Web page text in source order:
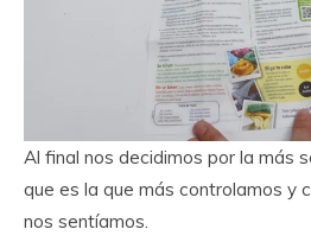
Al final nos decidimos por la más
que es la que más controlamos y
nos sentíamos.